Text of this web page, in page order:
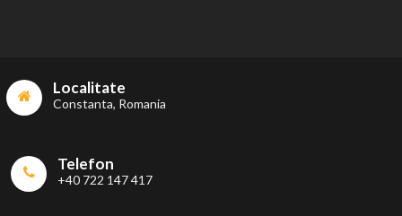
Localitate
Constanta, Romania
Telefon
+40 722 147 417